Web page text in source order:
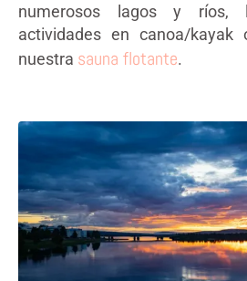
numerosos lagos y ríos,
actividades en canoa/
nuestra sauna flotante.